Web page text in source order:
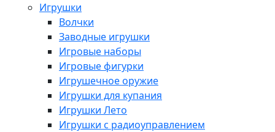
Игрушки
Волчки
Заводные игрушки
Игровые наборы
Игровые фигурки
Игрушечное оружие
Игрушки для купания
Игрушки Лето
Игрушки с радиоуправлением